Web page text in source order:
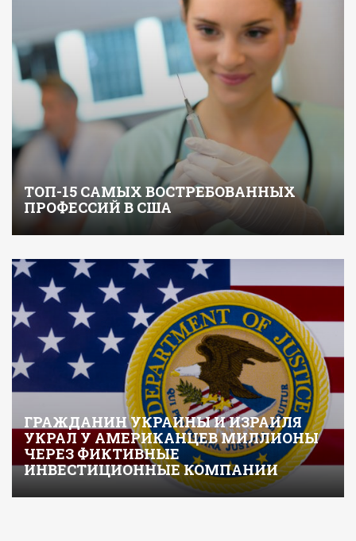
ТОП-15 САМЫХ ВОСТРЕБОВАННЫХ
ПРОФЕССИЙ В США
ГРАЖДАНИН УКРАИНЫ И ИЗРАИЛЯ
УКРАЛ У АМЕРИКАНЦЕВ МИЛЛИОНЫ
ЧЕРЕЗ ФИКТИВНЫЕ
ИНВЕСТИЦИОННЫЕ КОМПАНИИ